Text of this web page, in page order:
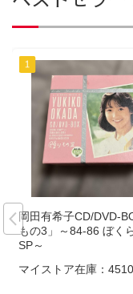
岡田有希子CD/DVD-
もの3」～84-86 ぼく
SP～
マイストア在庫： 4510